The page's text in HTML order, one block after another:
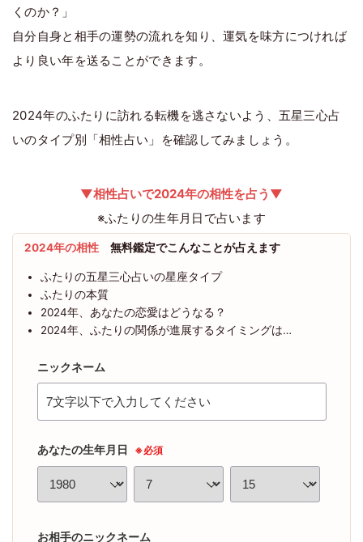
くのか？」
自分自身と相手の運勢の流れを知り、運気を味方につければ
より良い年を送ることができます。
2024年のふたりに訪れる転機を逃さないよう、五星三心占
いのタイプ別「相性占い」を確認してみましょう。
▼相性占いで2024年の相性を占う▼
※ふたりの生年月日で占います
2024年の相性無料鑑定でこんなことが占えます
ふたりの五星三心占いの星座タイプ
ふたりの本質
2024年、あなたの恋愛はどうなる？
2024年、ふたりの関係が進展するタイミングは…
ニックネーム
あなたの生年月日 ※必須
お相手のニックネーム